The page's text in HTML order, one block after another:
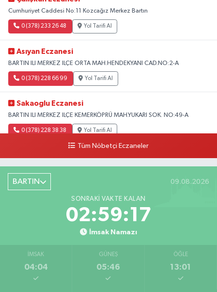
Cumhuriyet Caddesi No:11 Kozcağız Merkez Bartın
0 (378) 233 26 48 Yol Tarifi Al
Asıyan Eczanesi
BARTIN ILI MERKEZ ILÇE ORTA MAH.HENDEKYANI CAD.NO:2-A
0 (378) 228 66 99 Yol Tarifi Al
Sakaoglu Eczanesi
BARTIN ILI MERKEZ ILÇE KEMERKÖPRÜ MAH.YUKARI SOK. NO:49-A
0 (378) 228 38 38 Yol Tarifi Al
Tüm Nöbetçi Eczaneler
BARTIN 09.08.2026
SONRAKI VAKTE KALAN
02:59:16
İmsak Namazı
İMSAK
04:04
GÜNEŞ
05:46
ÖĞLE
13:01